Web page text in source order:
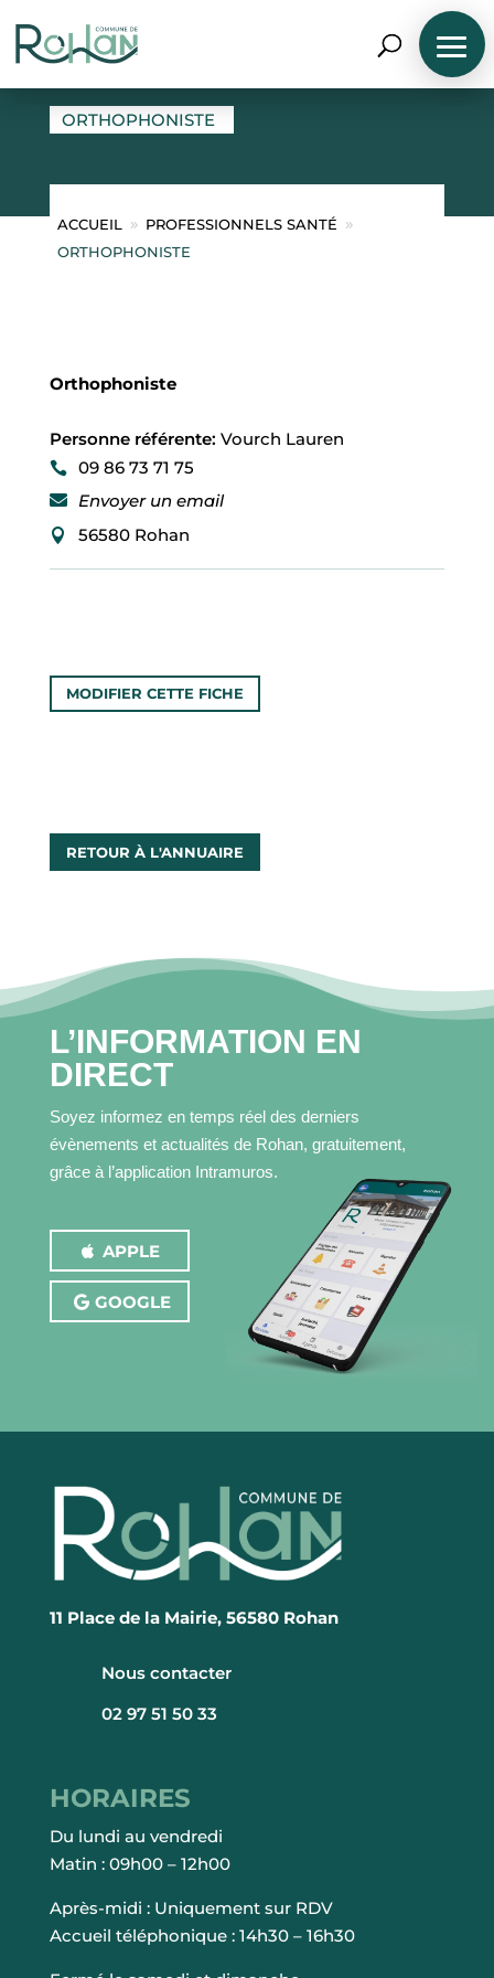
N
R
R
P
R
O
F
I
L
COMMUNE
MES
MES
DÉMARCHES
CONTACT
ORTHOPHONISTE
ORTHOPHONISTE
ACCUEIL 9 PROFESSIONNELS SANTÉ 9
ORTHOPHONISTE
Orthophoniste
Personne référente: Vourch Lauren
09 86 73 71 75
Envoyer un email
56580 Rohan
MODIFIER CETTE FICHE
RETOUR À L'ANNUAIRE
L’INFORMATION EN
DIRECT
Soyez informez en temps réel des derniers
évènements et actualités de Rohan, gratuitement,
grâce à l’application Intramuros.
APPLE
GOOGLE
11 Place de la Mairie, 56580 Rohan
Nous contacter
02 97 51 50 33
HORAIRES
Du lundi au vendredi
Matin : 09h00 – 12h00
Après-midi : Uniquement sur RDV
Accueil téléphonique : 14h30 – 16h30